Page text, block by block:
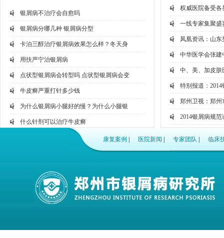
银屑病不治疗会自愈吗
银屑病分哪几种 银屑病分型
卡泊三醇治疗银屑病效果怎么样？冬天身
用扶严宁治银屑病
点状型银屑病会转型吗 点状型银屑病会变
牛皮癣严重打针多少钱
为什么银屑病小腿好的慢？为什么小腿银
什么针剂可以治疗牛皮癣
备孕期间牛皮癣患者能吃药吗
权威医院备受各
一线专家集聚盛
凤凰资讯：山
中华医学会张建
中、美、加皮肤
特别报道：
郑州卫视：郑州
2014银屑病规
康复案例 医院新闻 专家团队 临床